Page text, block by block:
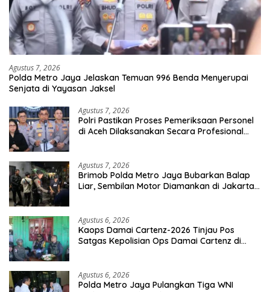
Agustus 7, 2026
Polda Metro Jaya Jelaskan Temuan 996 Benda Menyerupai
Senjata di Yayasan Jaksel
Agustus 7, 2026
Polri Pastikan Proses Pemeriksaan Personel
di Aceh Dilaksanakan Secara Profesional
Agustus 7, 2026
Brimob Polda Metro Jaya Bubarkan Balap
Liar, Sembilan Motor Diamankan di Jakarta
Agustus 6, 2026
Kaops Damai Cartenz-2026 Tinjau Pos
Satgas Kepolisian Ops Damai Cartenz di
Agustus 6, 2026
Polda Metro Jaya Pulangkan Tiga WNI